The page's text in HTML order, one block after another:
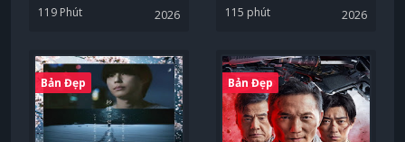
119 Phút 2026 115 phút 2026
Bản Đẹp Bản Đẹp